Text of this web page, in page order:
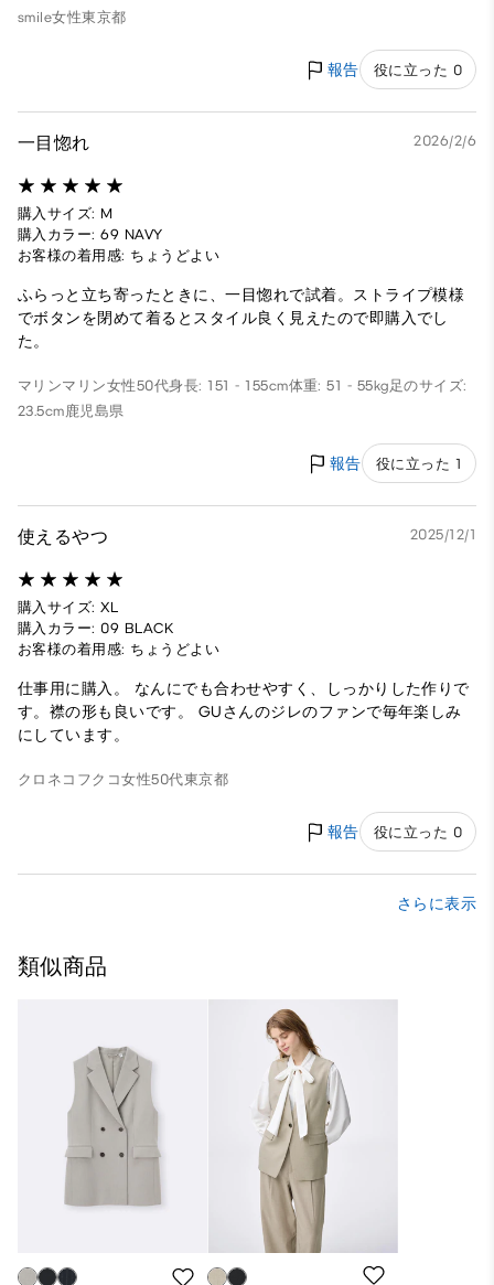
smile女性東京都
報告 役に立った 0
一目惚れ 2026/2/6
購入サイズ: M
購入カラー: 69 NAVY
お客様の着用感: ちょうどよい
ふらっと立ち寄ったときに、一目惚れで試着。ストライプ模様
でボタンを閉めて着るとスタイル良く見えたので即購入でし
た。
マリンマリン女性50代身長: 151 - 155cm体重: 51 - 55kg足のサイズ:
23.5cm鹿児島県
報告 役に立った 1
使えるやつ 2025/12/1
購入サイズ: XL
購入カラー: 09 BLACK
お客様の着用感: ちょうどよい
仕事用に購入。 なんにでも合わせやすく、しっかりした作りで
す。襟の形も良いです。 GUさんのジレのファンで毎年楽しみ
にしています。
クロネコフクコ女性50代東京都
報告 役に立った 0
さらに表示
類似商品